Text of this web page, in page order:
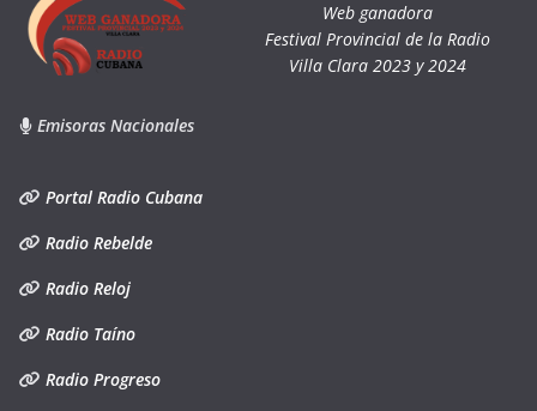
Web ganadora
Festival Provincial de la Radio
Villa Clara 2023 y 2024
Emisoras Nacionales
Portal Radio Cubana
Radio Rebelde
Radio Reloj
Radio Taíno
Radio Progreso